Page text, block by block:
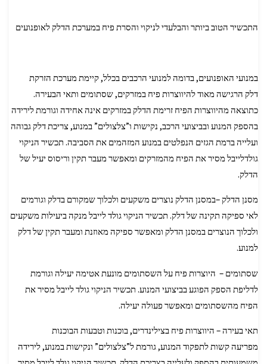
התכשיר הטוב ביותר והבלעדי לניקוי והסרת פיח במערכת הדלק לאופנועים
במנועי האופנועים, בדומה למנועי הרכבים בכלל, קיימת מערכת הזרקת
דלק הרגישה מאוד להיווצרות פיח במזרקים, שסתומים ותאי הבעירה.
כתוצאה מהיווצרות הפיח זרימת הדלק במזרקים אינה אחידה וגורמת לירידה
בהספק המנוע ובביצועי הרכב, נקישות ו”צלצולים” במנוע, צריכת דלק גבוהה
ועלייה ברמת הגזים הנפלטים במנוע המזהמים את הסביבה. תכשיר הניקוי
גולדלייבל מסיר את הפיח מהמזרקים ומאפשר מעבר תקין וריסוס יעיל של
הדלק.
מסנן הדלק –במסנן הדלק נוצרים משקעים ולכלוך שמקורם בדלק וגורמים
לאי ספיקה תקינה של דלק. תכשיר הניקוי גולד לייבל מנקה ביעילות משקעים
ולכלוך הנוצרים במסנן הדלק ומאפשר ספיקה מאוזנת ומעבר תקין של דלק
למנוע.
שסתומים – היוצרות פיח על השסתומים מונעת אטימה יעילה וגורמת
לדליפת הספק הפוגע בביצועי המנוע. תכשיר הניקוי גולד לייבל מסיר את
הפיח מהשסתומים ומאפשר פעולה יעילה.
תאי בעירה – היווצרות פיח בצילינדרים, בוכנות וטבעות הבוכנות
מפריעה קשות לתפקוד המנוע, גורמת ל”צלצולים” ונקישות במנוע, לירידה